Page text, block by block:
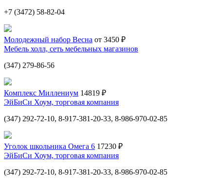
+7 (3472) 58-82-04
Молодежный набор Весна от 3450 ₽
Мебель холл, сеть мебельных магазинов
(347) 279-86-56
Комплекс Миллениум 14819 ₽
ЭйБиСи Хоум, торговая компания
(347) 292-72-10, 8-917-381-20-33, 8-986-970-02-85
Уголок школьника Омега 6 17230 ₽
ЭйБиСи Хоум, торговая компания
(347) 292-72-10, 8-917-381-20-33, 8-986-970-02-85